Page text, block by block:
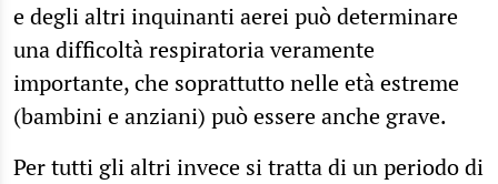
e degli altri inquinanti aerei può determinare
una difficoltà respiratoria veramente
importante, che soprattutto nelle età estreme
(bambini e anziani) può essere anche grave.
Per tutti gli altri invece si tratta di un periodo di